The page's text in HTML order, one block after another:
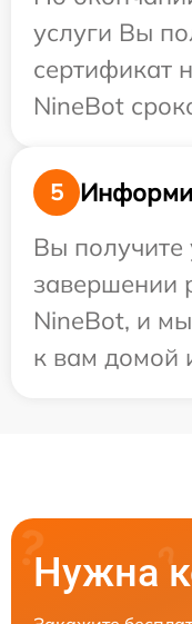
услуги Вы
сертификат
NineBot
5
Вы получите
завершении
NineBot, и
к вам домой
Нужна